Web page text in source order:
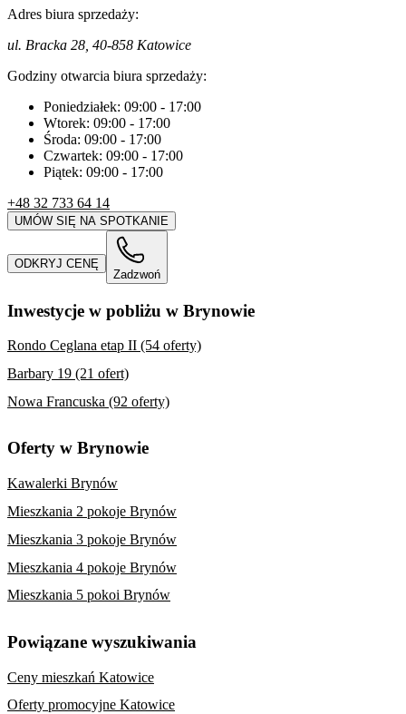
Adres biura sprzedaży:
ul. Bracka 28, 40-858 Katowice
Godziny otwarcia biura sprzedaży:
Poniedziałek: 09:00 - 17:00
Wtorek: 09:00 - 17:00
Środa: 09:00 - 17:00
Czwartek: 09:00 - 17:00
Piątek: 09:00 - 17:00
+48 32 733 64 14
UMÓW SIĘ NA SPOTKANIE
ODKRYJ CENĘ
Zadzwoń
Inwestycje w pobliżu w Brynowie
Rondo Ceglana etap II (54 oferty)
Barbary 19 (21 ofert)
Nowa Francuska (92 oferty)
Oferty w Brynowie
Kawalerki Brynów
Mieszkania 2 pokoje Brynów
Mieszkania 3 pokoje Brynów
Mieszkania 4 pokoje Brynów
Mieszkania 5 pokoi Brynów
Powiązane wyszukiwania
Ceny mieszkań Katowice
Oferty promocyjne Katowice